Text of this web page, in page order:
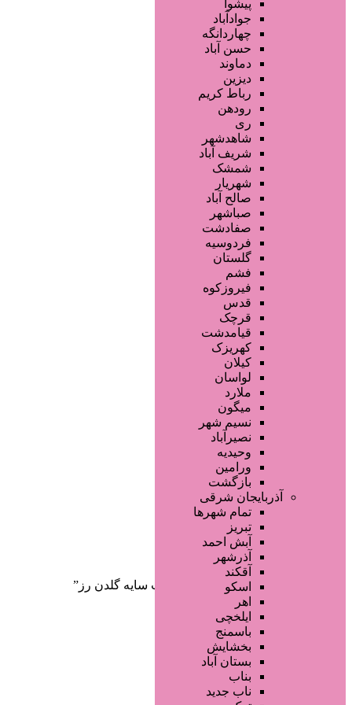
آرایشگاه مردانه
سالن زیبایی عروس
سالن VIP
آرایشگاه کودک
آموزش خدمات زیبایی
سایر خدمات
پیشوا
جوادآباد
چهاردانگه
حسن آباد
دماوند
دیزین
رباط کریم
رودهن
ری
شاهدشهر
شریف آباد
شمشک
شهریار
صالح آباد
صباشهر
صفادشت
فردوسیه
گلستان
فشم
فیروزکوه
قدس
قرچک
قیامدشت
کهریزک
کیلان
لواسان
ملارد
میگون
نسیم شهر
نصیرآباد
وحیدیه
ورامین
بازگشت
آذربایجان شرقی
تمام شهر‌ها
تبریز
آبش احمد
آذرشهر
آقکند
اسکو
اهر
ایلخچی
باسمنج
بخشایش
بستان آباد
بناب
ناب جدید
صفحه اصلی
آگهی انبوه
طراحی سایت
صفحه اختصاصی
لیست سایتهای تبلیغاتی
دسته‌بندی‌ها
/ محصولات برچسب خورده “پالت سایه گلدن رز”